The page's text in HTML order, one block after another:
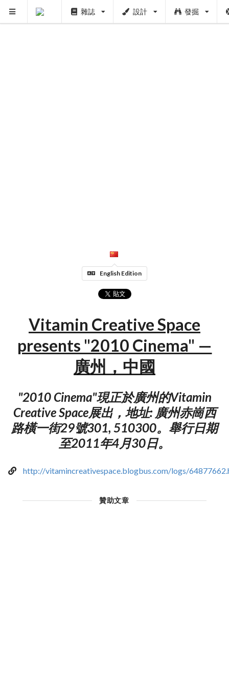
雜誌 設計 發掘
English Edition
Vitamin Creative Space
presents "2010 Cinema" —
廣州，中國
"2010 Cinema"現正於廣州的Vitamin
Creative Space展出，地址: 廣州赤崗西
路橫一街29號301, 510300。舉行日期
至2011年4月30日。
http://vitamincreativespace.blogbus.com/logs/
贊助文章